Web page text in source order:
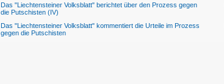
Das "Liechtensteiner Volksblatt" berichtet über den Prozess gegen
die Putschisten (IV)
Das "Liechtensteiner Volksblatt" kommentiert die Urteile im Prozess
gegen die Putschisten